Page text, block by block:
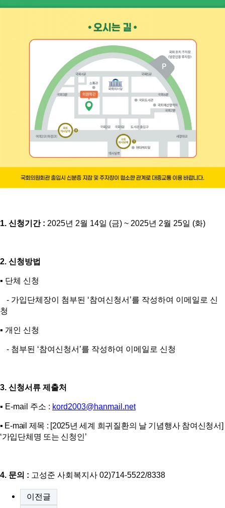
1. 신청기간 : 2025년 2월 14일 (금) ~ 2025년 2월 25일 (화)
2. 신청방법
▪ 단체 신청
- 가입단체장이 첨부된 ‘참여신청서 ’를 작성하여 이메일로 신
청
▪ 개인 신청
- 첨부된 ‘참여신청서 ’를 작성하여 이메일로 신청
3. 신청서류 제출처
▪ E-mail 주소 : kord2003@hanmail.net
▪ E-mail 제목 : [2025년 세계 희귀질환의 날 기념행사 참여신청서]
‘가입단체명 또는 신청인’
4. 문의 : 고성준 사회복지사 02)714-5522/8338
이전글